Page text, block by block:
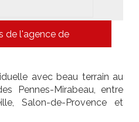
de l'agence de
avec beau terrain au
Pennes-Mirabeau, entre
Salon-de-Provence et